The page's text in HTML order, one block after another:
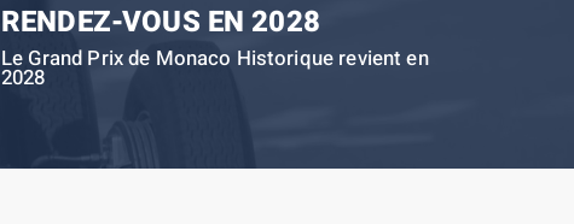
RENDEZ-VOUS EN 2028
Le Grand Prix de Monaco Historique revient en
2028